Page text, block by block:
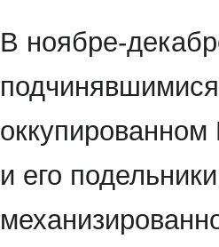
В ноябре-
и его